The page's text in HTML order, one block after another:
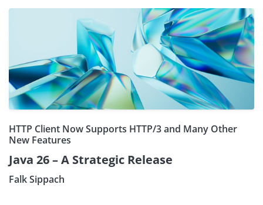
HTTP Client Now Supports HTTP/3 and Many Other
New Features
Java 26 – A Strategic Release
Falk Sippach